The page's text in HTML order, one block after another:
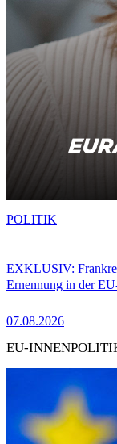
EXKLUSIV:
Ernennung in der
07.08.2026
POLITIK
EU-